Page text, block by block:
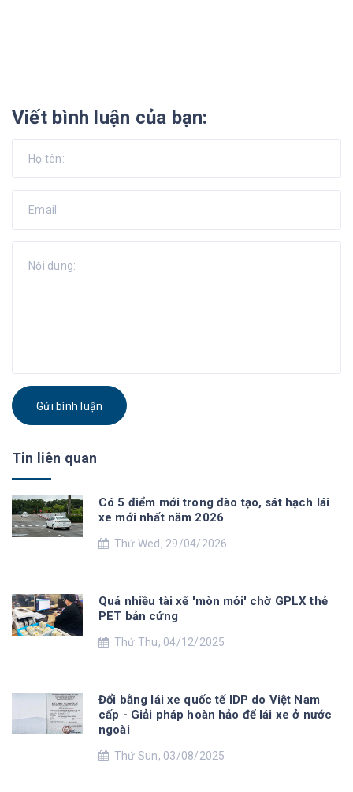
Viết bình luận của bạn:
Gửi bình luận
Tin liên quan
Có 5 điểm mới trong đào tạo, sát hạch lái
xe mới nhất năm 2026
Thứ Wed, 29/04/2026
Quá nhiều tài xế 'mòn mỏi' chờ GPLX thẻ
PET bản cứng
Thứ Thu, 04/12/2025
Đổi bằng lái xe quốc tế IDP do Việt Nam
cấp - Giải pháp hoàn hảo để lái xe ở nước
ngoài
Thứ Sun, 03/08/2025